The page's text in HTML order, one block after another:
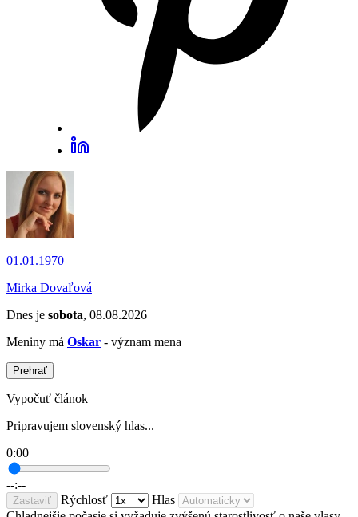
01.01.1970
Mirka Dovaľová
Dnes je sobota, 08.08.2026
Meniny má Oskar - význam mena
Prehrať
Vypočuť článok
Pripravujem slovenský hlas...
0:00
--:--
Zastaviť Rýchlosť
Hlas